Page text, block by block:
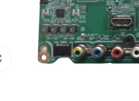
Abrir imagem